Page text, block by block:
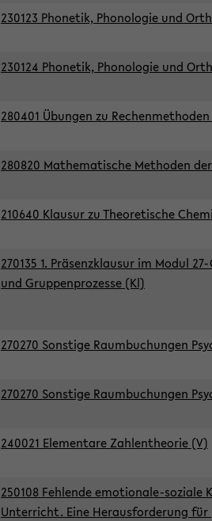
230123 Phonetik, Phonologie und
230124 Phonetik, Phonologie und
280401 Übungen zu
280820 Mathematische Methoden
210640 Klausur zu Theoretische
270135 1. Präsenzklausur im Modul
und Gruppenprozesse (Kl)
270270 Sonstige Raumbuchungen
270270 Sonstige Raumbuchungen
240021 Elementare Zahlentheorie (V)
250108 Fehlende emotionale-soziale
Unterricht. Eine Herausforderung